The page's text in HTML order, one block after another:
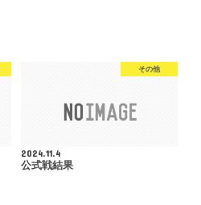
その他
2024.11.4
公式戦結果